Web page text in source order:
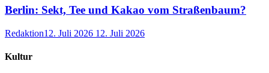
Berlin: Sekt, Tee und Kakao vom Straßenbaum?
Redaktion12. Juli 2026 12. Juli 2026
Kultur